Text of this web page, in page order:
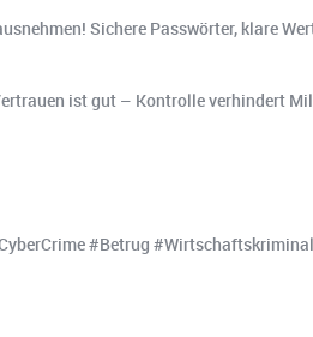
Sichere Passwörter, klare
ist gut – Kontrolle verhindert
#Betrug